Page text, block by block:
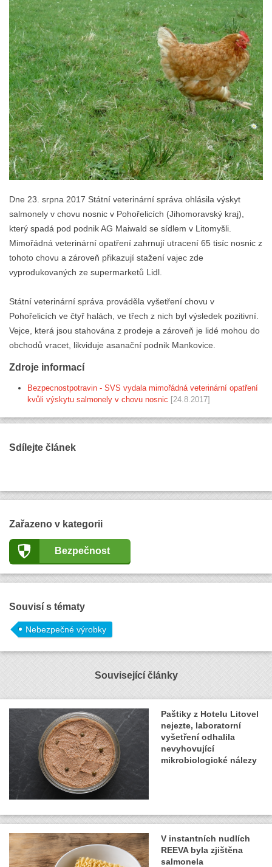
Dne 23. srpna 2017 Státní veterinární správa ohlásila výskyt
salmonely v chovu nosnic v Pohořelicích (Jihomoravský kraj),
který spadá pod podnik AG Maiwald se sídlem v Litomyšli.
Mimořádná veterinární opatření zahrnují utracení 65 tisíc nosnic z
tohoto chovu a zároveň přikazují stažení vajec zde
vyprodukovaných ze supermarketů Lidl.
Státní veterinární správa prováděla vyšetření chovu v
Pohořelicích ve čtyř halách, ve třech z nich byl výsledek pozitivní.
Vejce, která jsou stahována z prodeje a zároveň je lidé mohou do
obchodů vracet, likviduje asanační podnik Mankovice.
Zdroje informací
Bezpecnostpotravin - SVS vydala mimořádná veterinární opatření
kvůli výskytu salmonely v chovu nosnic [24.8.2017]
Sdílejte článek
Zařazeno v kategorii
Bezpečnost
Souvisí s tématy
Nebezpečné výrobky
Související články
Paštiky z Hotelu Litovel
nejezte, laboratorní
vyšetření odhalila
nevyhovující
mikrobiologické nálezy
V instantních nudlích
REEVA byla zjištěna
salmonela